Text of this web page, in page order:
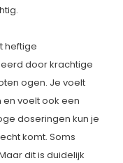
heftige
door krachtige
ogen. Je voelt
voelt ook een
doseringen kun je
komt. Soms
dit is duidelijk